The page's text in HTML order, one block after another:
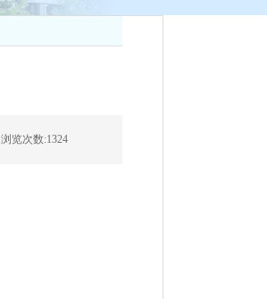
浏览次数:1324